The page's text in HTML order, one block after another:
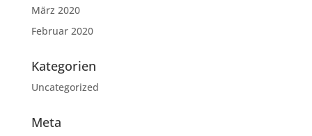
März 2020
Februar 2020
Kategorien
Uncategorized
Meta